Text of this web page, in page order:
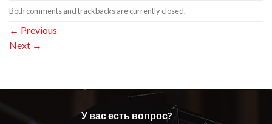
Both comments and trackbacks are currently closed.
← Previous
Next →
У вас есть вопрос?